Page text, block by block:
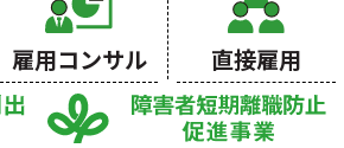
雇用コンサル 直接雇用